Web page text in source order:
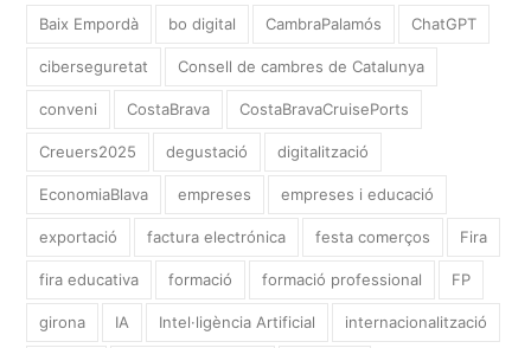
Baix Empordà bo digital CambraPalamós ChatGPT
ciberseguretat Consell de cambres de Catalunya
conveni CostaBrava CostaBravaCruisePorts
Creuers2025 degustació digitalització
EconomiaBlava empreses empreses i educació
exportació factura electrónica festa comerços Fira
fira educativa formació formació professional FP
girona IA Intel·ligència Artificial internacionalització